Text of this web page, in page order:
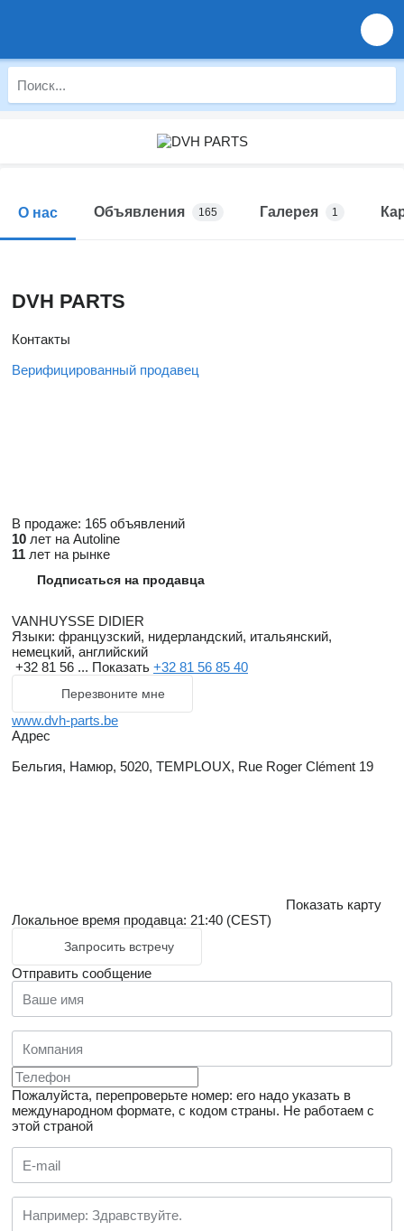
О нас Объявления 165 Галерея 1
DVH PARTS
Контакты
Верифицированный продавец
В продаже: 165 объявлений
10 лет на Autoline
11 лет на рынке
Подписаться на продавца
VANHUYSSE DIDIER
Языки: французский, нидерландский, итальянский,
немецкий, английский
+32 81 56 ... Показать +32 81 56 85 40
Перезвоните мне
www.dvh-parts.be
Адрес
Бельгия, Намюр, 5020, TEMPLOUX, Rue Roger Clément 19
Показать карту
Локальное время продавца: 21:40 (CEST)
Запросить встречу
Отправить сообщение
Пожалуйста, перепроверьте номер: его надо указать в
международном формате, с кодом страны. Не работаем с
этой страной